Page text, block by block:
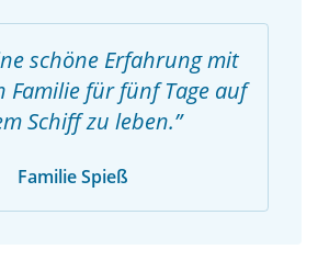
schöne Erfahrung mit
Familie für fünf Tage auf
Schiff zu leben.
Familie Spieß